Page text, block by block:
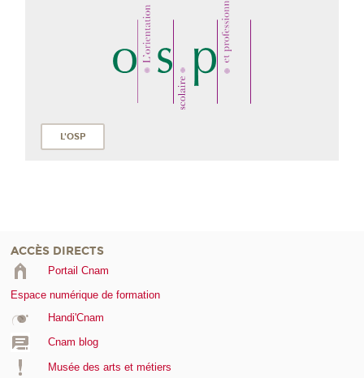
L'OSP
ACCÈS DIRECTS
Portail Cnam
Espace numérique de formation
Handi'Cnam
Cnam blog
Musée des arts et métiers